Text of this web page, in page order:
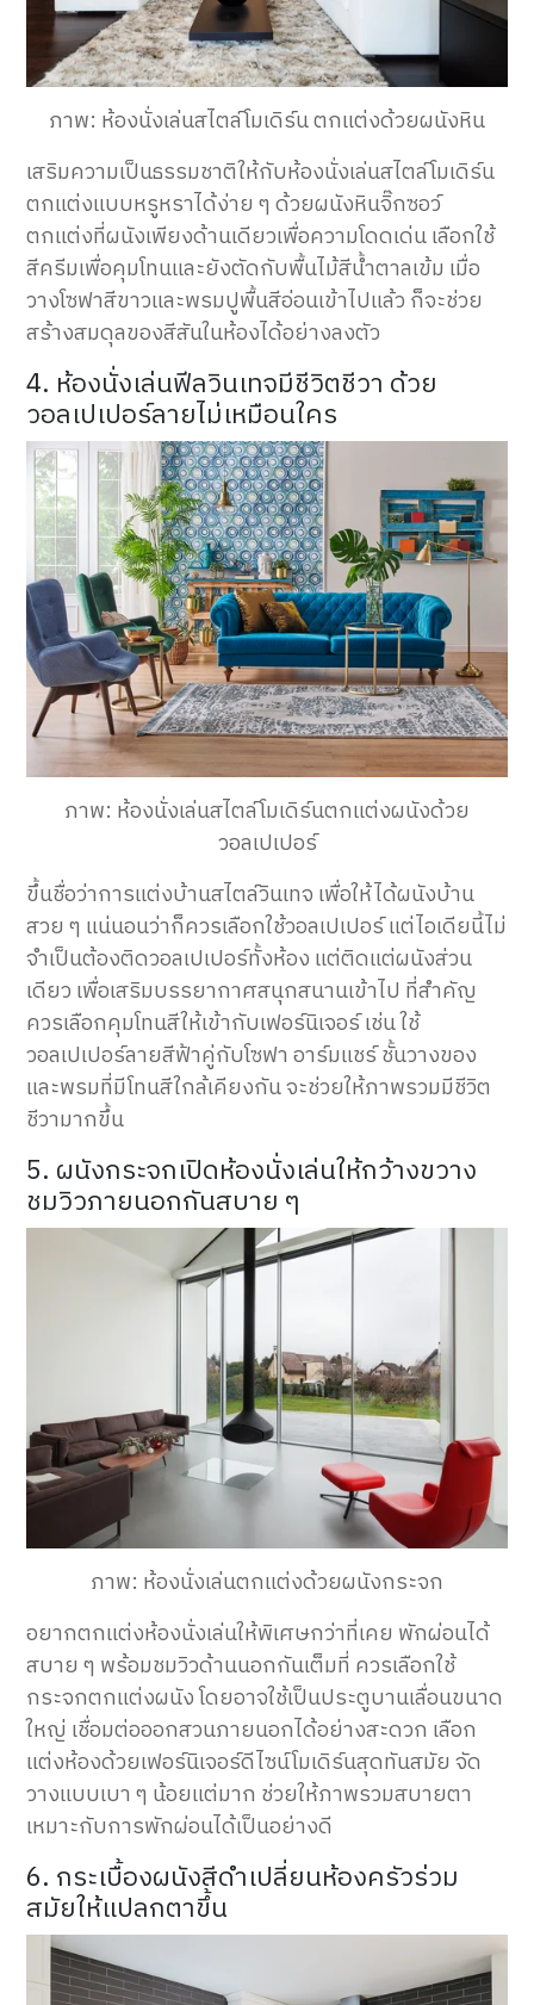
ภาพ: ห้องนั่งเล่นสไตล์โมเดิร์น ตกแต่งด้วยผนังหิน
เสริมความเป็นธรรมชาติให้กับห้องนั่งเล่นสไตล์โมเดิร์น
ตกแต่งแบบหรูหราได้ง่าย ๆ ด้วยผนังหินจิ๊กซอว์
ตกแต่งที่ผนังเพียงด้านเดียวเพื่อความโดดเด่น เลือกใช้
สีครีมเพื่อคุมโทนและยังตัดกับพื้นไม้สีน้ำตาลเข้ม เมื่อ
วางโซฟาสีขาวและพรมปูพื้นสีอ่อนเข้าไปแล้ว ก็จะช่วย
สร้างสมดุลของสีสันในห้องได้อย่างลงตัว
4. ห้องนั่งเล่นฟีลวินเทจมีชีวิตชีวา ด้วย
วอลเปเปอร์ลายไม่เหมือนใคร
ภาพ: ห้องนั่งเล่นสไตล์โมเดิร์นตกแต่งผนังด้วย
วอลเปเปอร์
ขึ้นชื่อว่าการแต่งบ้านสไตล์วินเทจ เพื่อให้ได้ผนังบ้าน
สวย ๆ แน่นอนว่าก็ควรเลือกใช้วอลเปเปอร์ แต่ไอเดียนี้ไม่
จำเป็นต้องติดวอลเปเปอร์ทั้งห้อง แต่ติดแต่ผนังส่วน
เดียว เพื่อเสริมบรรยากาศสนุกสนานเข้าไป ที่สำคัญ
ควรเลือกคุมโทนสีให้เข้ากับเฟอร์นิเจอร์ เช่น ใช้
วอลเปเปอร์ลายสีฟ้าคู่กับโซฟา อาร์มแชร์ ชั้นวางของ
และพรมที่มีโทนสีใกล้เคียงกัน จะช่วยให้ภาพรวมมีชีวิต
ชีวามากขึ้น
5. ผนังกระจกเปิดห้องนั่งเล่นให้กว้างขวาง
ชมวิวภายนอกกันสบาย ๆ
ภาพ: ห้องนั่งเล่นตกแต่งด้วยผนังกระจก
อยากตกแต่งห้องนั่งเล่นให้พิเศษกว่าที่เคย พักผ่อนได้
สบาย ๆ พร้อมชมวิวด้านนอกกันเต็มที่ ควรเลือกใช้
กระจกตกแต่งผนัง โดยอาจใช้เป็นประตูบานเลื่อนขนาด
ใหญ่ เชื่อมต่อออกสวนภายนอกได้อย่างสะดวก เลือก
แต่งห้องด้วยเฟอร์นิเจอร์ดีไซน์โมเดิร์นสุดทันสมัย จัด
วางแบบเบา ๆ น้อยแต่มาก ช่วยให้ภาพรวมสบายตา
เหมาะกับการพักผ่อนได้เป็นอย่างดี
6. กระเบื้องผนังสีดำเปลี่ยนห้องครัวร่วม
สมัยให้แปลกตาขึ้น